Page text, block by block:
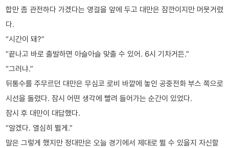
합만 좀 관전하다 가겠다는 영걸을 앞에 두고 대만은 잠깐이지만 머뭇거렸
다.
“시간이 돼?”
“끝나고 바로 출발하면 아슬아슬 맞출 수 있어. 6시 기차거든.”
“그러냐.”
뒤통수를 주무르던 대만은 무심코 로비 바깥에 놓인 공중전화 부스 쪽으로
시선을 돌렸다. 잠시 어떤 생각에 빨려 들어가는 순간이 있었다.
잠시 후 대만이 대답했다.
“알겠다. 열심히 뛸게.”
말은 그렇게 했지만 정대만은 오늘 경기에서 제대로 뛸 수 있을지 자신할